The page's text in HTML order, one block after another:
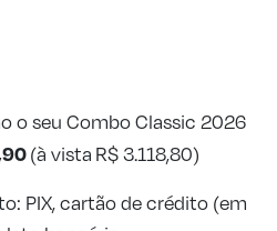
o seu Combo Classic 2026
(à vista R$ 3.118,80)
PIX, cartão de crédito (em